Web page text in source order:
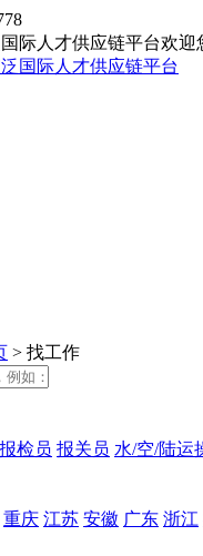
际人才供应链平台欢迎
> 找工作
报检员 报关员 水/空/陆运
重庆 江苏 安徽 广东 浙江